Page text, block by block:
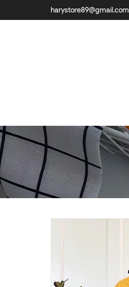
harystore89@gmail.com